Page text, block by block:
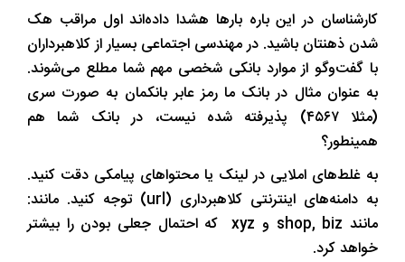
کارشناسان در این باره بارها هشدا داده‌اند اول مراقب هک
شدن ذهنتان باشید. در مهندسی اجتماعی بسیار از کلاهبرداران
با گفت‌وگو از موارد بانکی شخصی مهم شما مطلع می‌شوند.
به عنوان مثال در بانک ما رمز عابر بانکمان به صورت سری
(مثلا ۴۵۶۷) پذیرفته شده نیست، در بانک شما هم
همینطور؟
به غلط‌های املایی در لینک یا محتواهای پیامکی دقت کنید.
به دامنه‌های اینترنتی کلاهبرداری (url) توجه کنید. مانند:
مانند shop, biz و xyz که احتمال جعلی بودن را بیشتر
خواهد کرد.